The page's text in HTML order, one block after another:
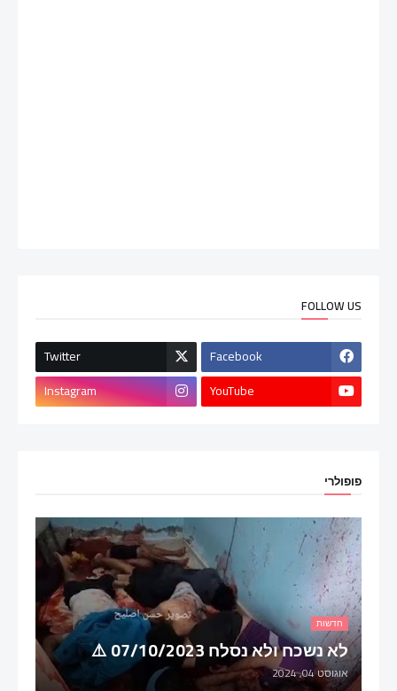
FOLLOW US
Facebook
Twitter
YouTube
Instagram
פופולרי
חדשות
לא נשכח ולא נסלח 07/10/2023 ⚠️
אוגוסט 04, 2024